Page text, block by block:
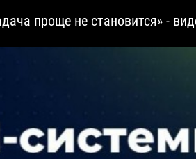
проще не становится» -